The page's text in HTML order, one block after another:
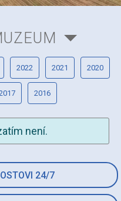
24/7
2022 2021 2020
2016
není.